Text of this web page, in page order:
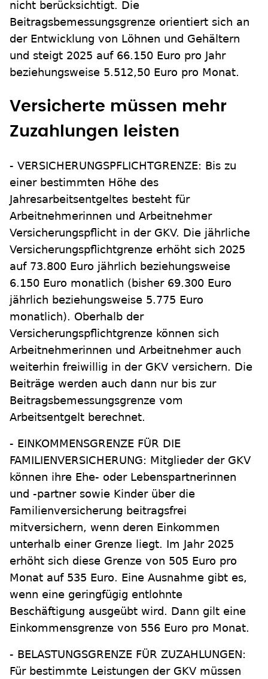
nicht berücksichtigt. Die
Beitragsbemessungsgrenze orientiert sich an
der Entwicklung von Löhnen und Gehältern
und steigt 2025 auf 66.150 Euro pro Jahr
beziehungsweise 5.512,50 Euro pro Monat.
Versicherte müssen mehr
Zuzahlungen leisten
- VERSICHERUNGSPFLICHTGRENZE: Bis zu
einer bestimmten Höhe des
Jahresarbeitsentgeltes besteht für
Arbeitnehmerinnen und Arbeitnehmer
Versicherungspflicht in der GKV. Die jährliche
Versicherungspflichtgrenze erhöht sich 2025
auf 73.800 Euro jährlich beziehungsweise
6.150 Euro monatlich (bisher 69.300 Euro
jährlich beziehungsweise 5.775 Euro
monatlich). Oberhalb der
Versicherungspflichtgrenze können sich
Arbeitnehmerinnen und Arbeitnehmer auch
weiterhin freiwillig in der GKV versichern. Die
Beiträge werden auch dann nur bis zur
Beitragsbemessungsgrenze vom
Arbeitsentgelt berechnet.
- EINKOMMENSGRENZE FÜR DIE
FAMILIENVERSICHERUNG: Mitglieder der GKV
können ihre Ehe- oder Lebenspartnerinnen
und -partner sowie Kinder über die
Familienversicherung beitragsfrei
mitversichern, wenn deren Einkommen
unterhalb einer Grenze liegt. Im Jahr 2025
erhöht sich diese Grenze von 505 Euro pro
Monat auf 535 Euro. Eine Ausnahme gibt es,
wenn eine geringfügig entlohnte
Beschäftigung ausgeübt wird. Dann gilt eine
Einkommensgrenze von 556 Euro pro Monat.
- BELASTUNGSGRENZE FÜR ZUZAHLUNGEN:
Für bestimmte Leistungen der GKV müssen